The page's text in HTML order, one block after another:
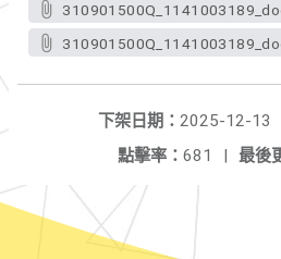
下架日期： 2025-12-13
最後
點擊率： 681 |